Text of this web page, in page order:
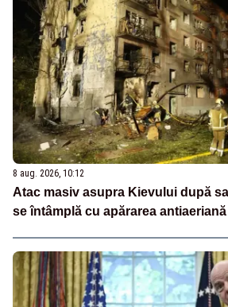
8 aug. 2026, 10:12
Atac masiv asupra Kievului după
se întâmplă cu apărarea